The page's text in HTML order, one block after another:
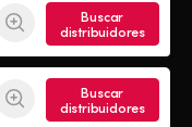
Buscar
distribuidores
Buscar
distribuidores